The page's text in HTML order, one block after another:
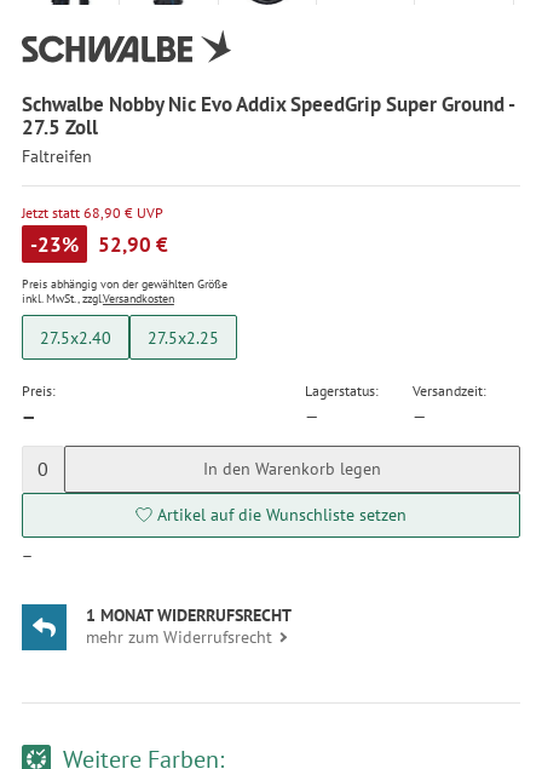
Schwalbe Nobby Nic Evo Addix SpeedGrip Super Ground -
27.5 Zoll
Faltreifen
Jetzt statt 68,90 € UVP
-23% 52,90 €
Preis abhängig von der gewählten Größe
inkl. MwSt., zzgl.Versandkosten
27.5x2.40 27.5x2.25
Preis:
—
Lagerstatus:
—
Versandzeit:
—
0 In den Warenkorb legen
Artikel auf die Wunschliste setzen
—
1 MONAT WIDERRUFSRECHT
mehr zum Widerrufsrecht
Weitere Farben: